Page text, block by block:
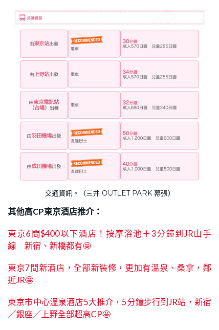
交通資訊。（三井 OUTLET PARK 幕張）
其他高CP東京酒店推介：
東京6間$400以下酒店！按摩浴池＋3分鐘到JR山手
線 新宿、新橋都有🤩
東京7間新酒店，全部新裝修，更加有溫泉、桑拿，鄰
近JR🤩
東京市中心溫泉酒店5大推介，5分鐘步行到JR站，新宿
／銀座／上野全部超高CP🤩